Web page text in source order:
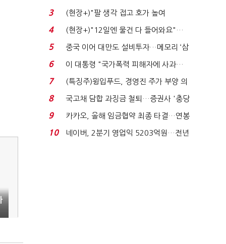
처분' 기준은 ...
3
(현장+)"팔 생각 접고 호가 높여
요"…'덜 똘똘한 한 채' 20...
4
(현장+)"12일엔 물건 다 들어와요"…
빈 매대 채우며 문 연 ...
5
중국 이어 대만도 설비투자…메모리 ‘삼
국전쟁’
6
이 대통령 "국가폭력 피해자에 사과…
적극적 조사로 진...
7
(특징주)윙입푸드, 경영진 주가 부양 의
지에 상한가...
8
국고채 담합 과징금 철퇴…증권사 '충당
금 폭탄' 우려...
9
카카오, 올해 임금협약 최종 타결…연봉
6.3% 인상·격려...
10
네이버, 2분기 영업익 5203억원…전년